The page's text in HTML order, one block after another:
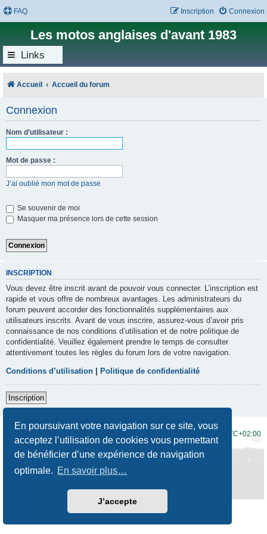
En poursuivant votre navigation sur ce site, vous
acceptez l’utilisation de cookies vous permettant
de bénéficier d’une expérience de navigation
optimale. En savoir plus…
J’accepte
FAQ Connexion
Inscription
Les motos anglaises d'avant 1983
Links
Accueil Accueil du forum
Connexion
Nom d’utilisateur :
Mot de passe :
J’ai oublié mon mot de passe
Se souvenir de moi
Masquer ma présence lors de cette session
INSCRIPTION
Vous devez être inscrit avant de pouvoir vous connecter. L’inscription est
rapide et vous offre de nombreux avantages. Les administrateurs du
forum peuvent accorder des fonctionnalités supplémentaires aux
utilisateurs inscrits. Avant de vous inscrire, assurez-vous d’avoir pris
connaissance de nos conditions d’utilisation et de notre politique de
confidentialité. Veuillez également prendre le temps de consulter
attentivement toutes les règles du forum lors de votre navigation.
Conditions d’utilisation Politique de confidentialité
Inscription
UTC+02:00
Développé par phpBB® Forum Software © phpBB Limited
Traduction française officielle
Prosilver New Edition
Confidentialité|Conditions